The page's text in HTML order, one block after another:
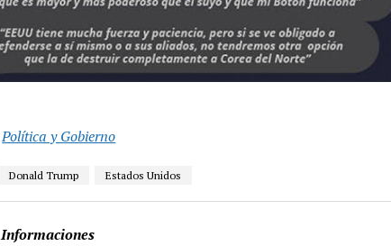
Política y Gobierno
Donald Trump Estados Unidos
Informaciones